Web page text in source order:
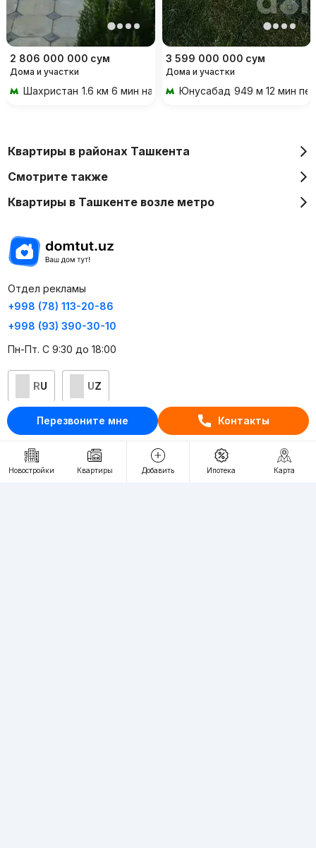
Перезвоните мне Контакты
2 806 000 000 сум
Дома и участки
Шахристан 1.6 км 6 мин на транспорте
3 599 000 000 сум
Дома и участки
Юнусабад 949 м 12 мин
Новостройки Квартиры Добавить Ипотека Карта
Квартиры в районах Ташкента
Смотрите также
Квартиры в Ташкенте возле метро
Отдел рекламы
+998 (78) 113-20-86
+998 (93) 390-30-10
Пн-Пт. С 9:30 до 18:00
RU UZ
Контакты
О проекте
Проект компании Webnow ©